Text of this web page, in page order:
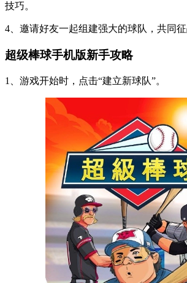
技巧。
4、邀请好友一起组建强大的球队，共同征
超级棒球手机版新手攻略
1、游戏开始时，点击“建立新球队”。